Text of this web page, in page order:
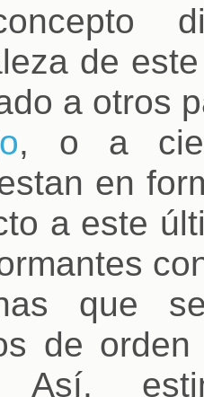
de
a otros
, o a
en
a este
que
de
Así,